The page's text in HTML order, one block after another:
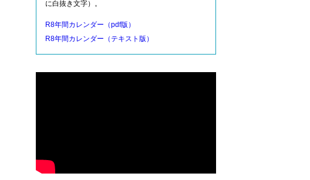
に白抜き文字）。
R8年間カレンダー（pdf版）
R8年間カレンダー（テキスト版）